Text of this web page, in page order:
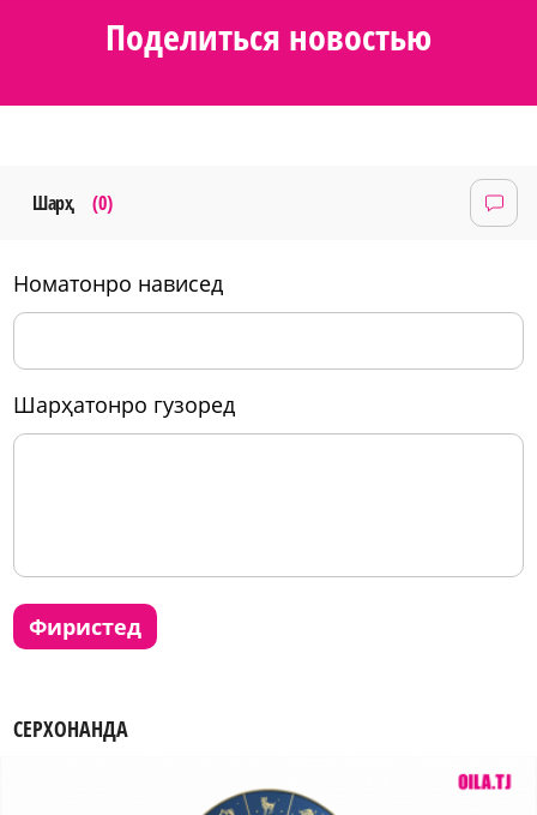
Поделиться новостью
Шарҳ (0)
номатонро нависед
шарҳатонро гузоред
фиристед
СЕРХОНАНДА